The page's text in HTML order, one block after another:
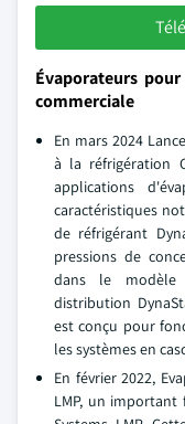
Évaporateurs
commerciale
En mars 2024
à la réfrigération
applications
caractéristiques
de réfrigérant
pressions de
dans le modèle
distribution
est conçu pour
les systèmes en
En février 2022,
LMP, un important